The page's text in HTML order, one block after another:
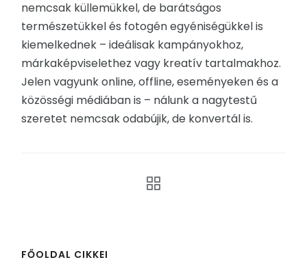
nemcsak küllemükkel, de barátságos
természetükkel és fotogén egyéniségükkel is
kiemelkednek – ideálisak kampányokhoz,
márkaképviselethez vagy kreatív tartalmakhoz.
Jelen vagyunk online, offline, eseményeken és a
közösségi médiában is – nálunk a nagytestű
szeretet nemcsak odabújik, de konvertál is.
FŐOLDAL CIKKEI